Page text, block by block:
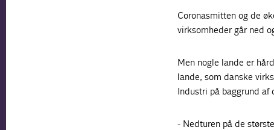
Coronasmitten og de
virksomheder går ned
Men nogle lande er
lande, som danske
Industri på baggrund
- Nedturen på de